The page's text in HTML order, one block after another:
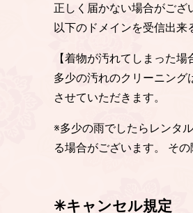
正しく届かない場合がござ
以下のドメインを受信出
【着物が汚れてしまった場
多少の汚れのクリーニング
させていただきます。
※多少の雨でしたらレンタ
る場合がございます。 その
✳︎キャンセル規定